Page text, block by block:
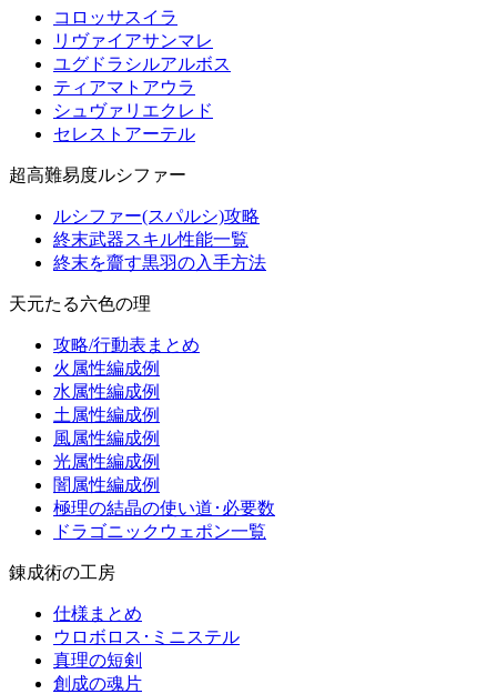
コロッサスイラ
リヴァイアサンマレ
ユグドラシルアルボス
ティアマトアウラ
シュヴァリエクレド
セレストアーテル
超高難易度ルシファー
ルシファー(スパルシ)攻略
終末武器スキル性能一覧
終末を齎す黒羽の入手方法
天元たる六色の理
攻略/行動表まとめ
火属性編成例
水属性編成例
土属性編成例
風属性編成例
光属性編成例
闇属性編成例
極理の結晶の使い道･必要数
ドラゴニックウェポン一覧
錬成術の工房
仕様まとめ
ウロボロス･ミニステル
真理の短剣
創成の魂片